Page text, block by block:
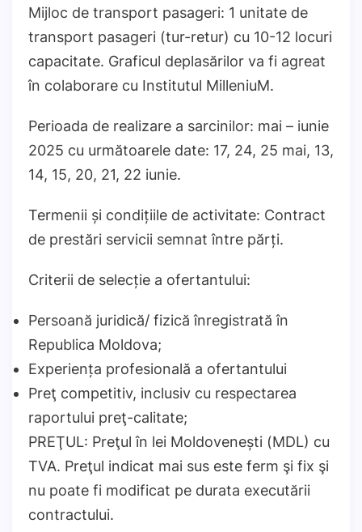
Mijloc de transport pasageri: 1 unitate de
transport pasageri (tur-retur) cu 10-12 locuri
capacitate. Graficul deplasărilor va fi agreat
în colaborare cu Institutul MilleniuM.
Perioada de realizare a sarcinilor: mai – iunie
2025 cu următoarele date: 17, 24, 25 mai, 13,
14, 15, 20, 21, 22 iunie.
Termenii și condițiile de activitate: Contract
de prestări servicii semnat între părți.
Criterii de selecție a ofertantului:
Persoană juridică/ fizică înregistrată în
Republica Moldova;
Experiența profesională a ofertantului
Preţ competitiv, inclusiv cu respectarea
raportului preţ-calitate;
PREŢUL: Preţul în lei Moldovenești (MDL) cu
TVA. Preţul indicat mai sus este ferm şi fix şi
nu poate fi modificat pe durata executării
contractului.